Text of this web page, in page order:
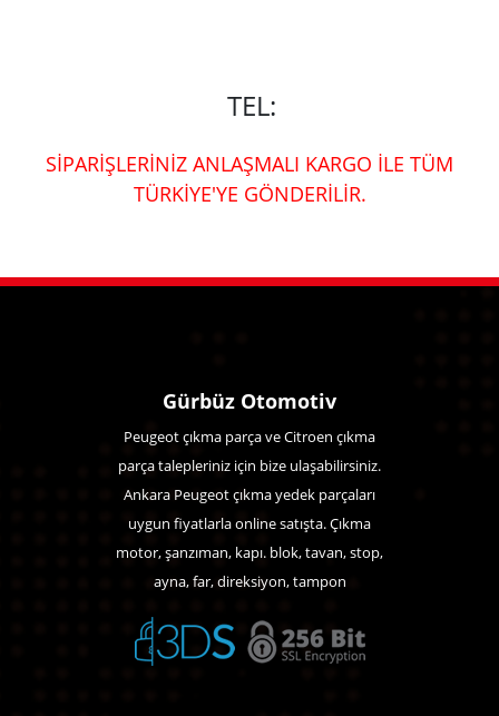
TEL:
SİPARİŞLERİNİZ ANLAŞMALI KARGO İLE TÜM
TÜRKİYE'YE GÖNDERİLİR.
Gürbüz Otomotiv
Peugeot çıkma parça ve Citroen çıkma
parça talepleriniz için bize ulaşabilirsiniz.
Ankara Peugeot çıkma yedek parçaları
uygun fiyatlarla online satışta. Çıkma
motor, şanzıman, kapı. blok, tavan, stop,
ayna, far, direksiyon, tampon